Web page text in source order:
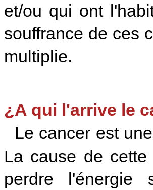
et/ou qui ont
souffrance de ces
multiplie.
¿A qui l'arrive le
Le cancer est
La cause de
perdre